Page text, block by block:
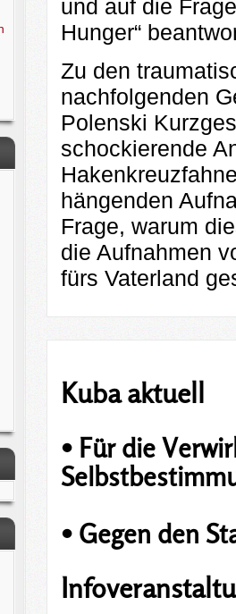
und auf die
Hunger“
Zu den
nachfolgenden
Polenski
schockierende
hängenden
Frage, warum
die Aufnahmen
fürs Vaterland
Kuba aktuell
• Für die
• Gegen den